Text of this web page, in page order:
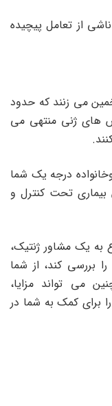
از تعامل پیچیده
می زنند که حدود
های ژنی منتهی می
درجه یک شما
بیماری تحت کنترل و
به یک مشاور ژنتیک،
بررسی کند، از شما
می تواند مزایا،
برای کمک به شما در